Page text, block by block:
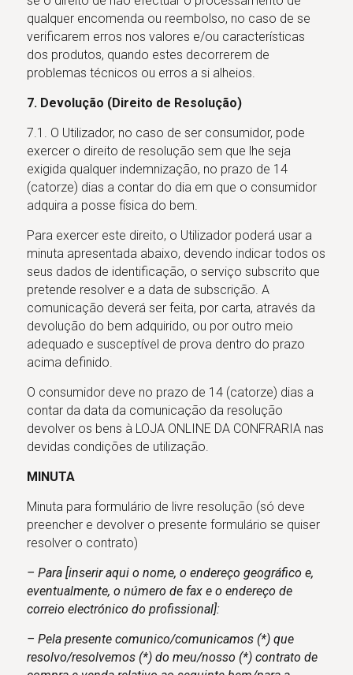
qualquer encomenda ou reembolso, no caso de se
verificarem erros nos valores e/ou características
dos produtos, quando estes decorrerem de
problemas técnicos ou erros a si alheios.
7. Devolução (Direito de Resolução)
7.1. O Utilizador, no caso de ser consumidor, pode
exercer o direito de resolução sem que lhe seja
exigida qualquer indemnização, no prazo de 14
(catorze) dias a contar do dia em que o consumidor
adquira a posse física do bem.
Para exercer este direito, o Utilizador poderá usar a
minuta apresentada abaixo, devendo indicar todos os
seus dados de identificação, o serviço subscrito que
pretende resolver e a data de subscrição. A
comunicação deverá ser feita, por carta, através da
devolução do bem adquirido, ou por outro meio
adequado e susceptível de prova dentro do prazo
acima definido.
O consumidor deve no prazo de 14 (catorze) dias a
contar da data da comunicação da resolução
devolver os bens à LOJA ONLINE DA CONFRARIA nas
devidas condições de utilização.
MINUTA
Minuta para formulário de livre resolução (só deve
preencher e devolver o presente formulário se quiser
resolver o contrato)
– Para [inserir aqui o nome, o endereço geográfico e,
eventualmente, o número de fax e o endereço de
correio electrónico do profissional]:
– Pela presente comunico/comunicamos (*) que
resolvo/resolvemos (*) do meu/nosso (*) contrato de